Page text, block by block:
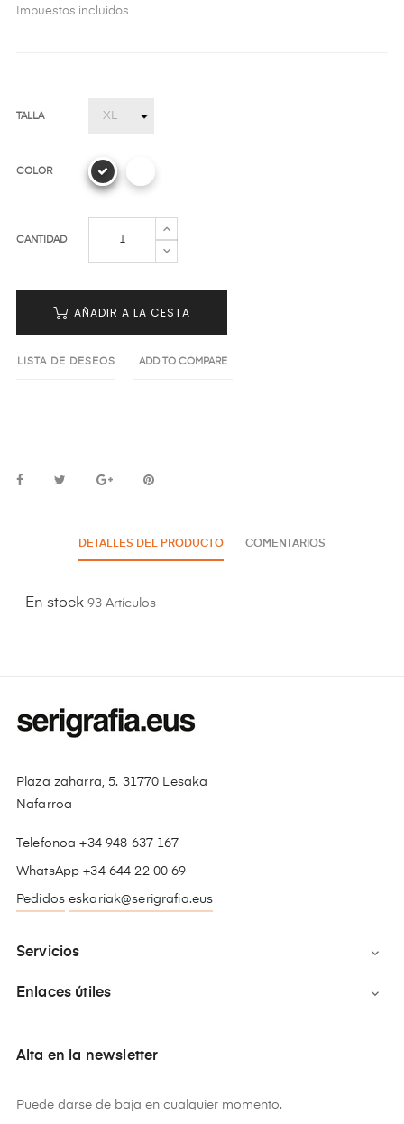
Impuestos incluidos
TALLA
COLOR
CANTIDAD
AÑADIR A LA CESTA
LISTA DE DESEOS ADD TO COMPARE
DETALLES DEL PRODUCTO COMENTARIOS
En stock 93 Artículos
Plaza zaharra, 5. 31770 Lesaka
Nafarroa
Telefonoa +34 948 637 167
WhatsApp +34 644 22 00 69
Pedidos eskariak@serigrafia.eus
Servicios 
Enlaces útiles 
Alta en la newsletter
Puede darse de baja en cualquier momento.